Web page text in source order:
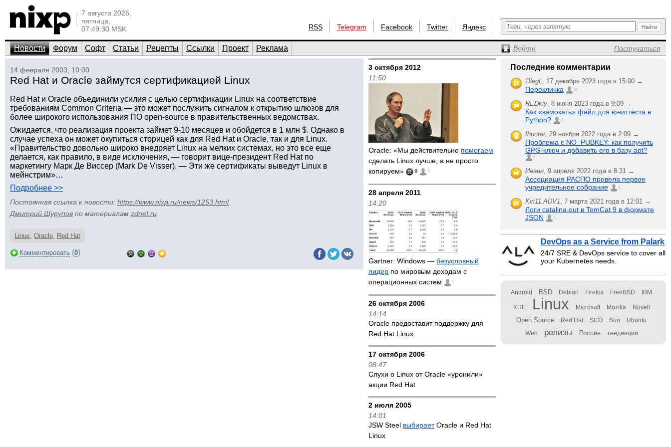
7 августа 2026,
пятница,
07:49:30 MSK
RSS Telegram Facebook Twitter Яндекс
Новости Форум Софт Статьи Рецепты Ссылки Проект Реклама Войти Постучаться
14 февраля 2003, 10:00
Red Hat и Oracle займутся сертификацией Linux
Red Hat и Oracle объединили усилия с целью сертификации Linux на соответствие
требованиям Common Criteria — это может послужить сигналом к открытию шлюзов для
более широкого использования ПО open-source в правительственных ведомствах.
Ожидается, что реализация проекта займет 9-10 месяцев и обойдется в 1 млн $. Однако в
случае успеха он может окупиться сторицей как для Red Hat и Oracle, так и для Linux.
«Правительство довольно широко внедряет Linux на мелких системах, но это все еще
делается, как правило, в виде исключения, — говорит вице-президент Red Hat по
маркетингу Марк Де Виссер (Mark De Visser). — Эти же сертификаты выведут Linux в
мейнстрим»…
Подробнее >>
Постоянная ссылка к новости: https://www.nixp.ru/news/1253.html.
Дмитрий Шурупов по материалам zdnet.ru
Linux, Oracle, Red Hat
Комментировать (0)
3 октября 2012
11:50
Oracle: «Мы действительно помогаем
сделать Linux лучше, а не просто
копируем»
9 7
28 апреля 2011
14:20
Gartner: Windows —безусловный
лидер по мировым доходам с
операционных систем
1
26 октября 2006
14:14
Oracle предоставит поддержку для
Red Hat Linux
17 октября 2006
08:47
Слухи о Linux от Oracle «уронили»
акции Red Hat
2 июля 2005
14:01
JSW Steel выбираетOracle и Red Hat
Linux
Последние комментарии
OlegL, 17 декабря 2023 года в 15:00 →
Перекличка 21
REDkiy, 8 июня 2023 года в 9:09 →
Как «замокать» файл для юниттеста в
Python?
2
fhunter, 29 ноября 2022 года в 2:09 →
Проблема с NO_PUBKEY: как получить
GPG-ключ и добавить его в базу apt?
6
Иванн, 9 апреля 2022 года в 8:31 →
Ассоциация РАСПО провела первое
учредительное собрание
1
Kiri11.ADV1, 7 марта 2021 года в 12:01 →
Логи catalina.out в TomCat 9 в формате
JSON
1
DevOps as a Service from Palark
24/7 SRE & DevOps service to cover all
your Kubernetes needs.
Android BSD Debian Firefox FreeBSD IBM
KDE Linux Microsoft Mozilla Novell
Open Source Red Hat SCO Sun Ubuntu
Web релизы Россия тенденции